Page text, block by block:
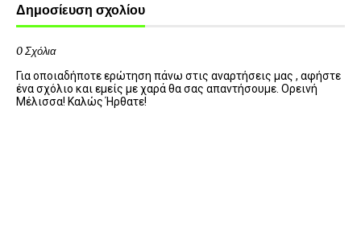
Δημοσίευση σχολίου
0 Σχόλια
Για οποιαδήποτε ερώτηση πάνω στις αναρτήσεις μας , αφήστε
ένα σχόλιο και εμείς με χαρά θα σας απαντήσουμε. Ορεινή
Μέλισσα! Καλώς Ήρθατε!